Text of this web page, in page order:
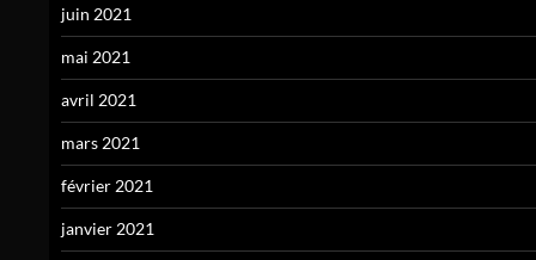
juin 2021
mai 2021
avril 2021
mars 2021
février 2021
janvier 2021